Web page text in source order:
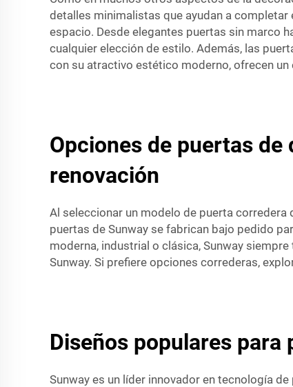
detalles minimalistas que ayudan a
espacio. Desde elegantes puertas sin marco
cualquier elección de estilo. Además, las
con su atractivo estético moderno, ofrecen
Opciones de puertas
renovación
Al seleccionar un modelo de puerta
puertas de Sunway se fabrican bajo pedido
moderna, industrial o clásica, Sunway
Sunway. Si prefiere opciones correderas,
Diseños populares
Sunway es un líder innovador en tecnología